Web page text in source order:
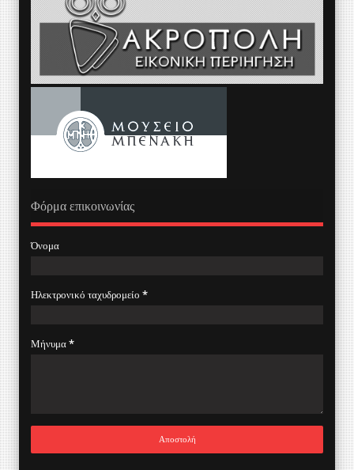
Φόρμα επικοινωνίας
Όνομα
Ηλεκτρονικό ταχυδρομείο *
Μήνυμα*